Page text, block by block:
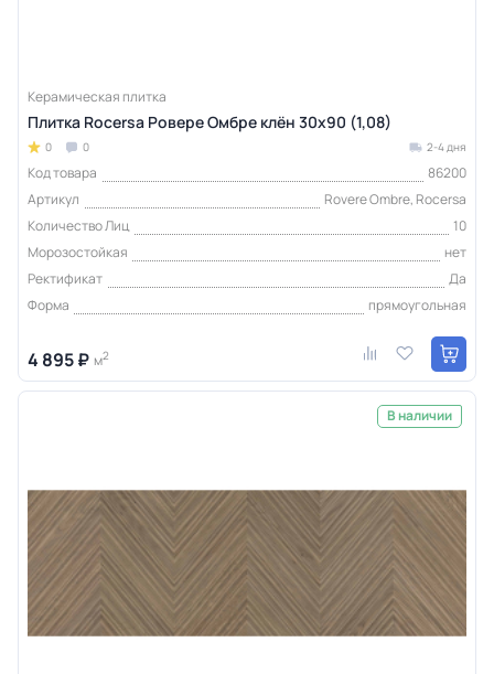
Керамическая плитка
Плитка Rocersa Ровере Омбре клён 30x90 (1,08)
0 0 2-4 дня
Код товара
86200
Артикул
Rovere Ombre, Rocersa
Количество Лиц
10
Морозостойкая
нет
Ректификат
Да
Форма
прямоугольная
4 895 ₽ м2
В наличии